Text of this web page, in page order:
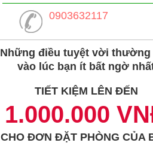
0903632117
Những điều tuyệt vời thường
vào lúc bạn ít bất ngờ
TIẾT KIỆM LÊN ĐẾN
1.000.000
CHO ĐƠN ĐẶT PHÒNG CỦA